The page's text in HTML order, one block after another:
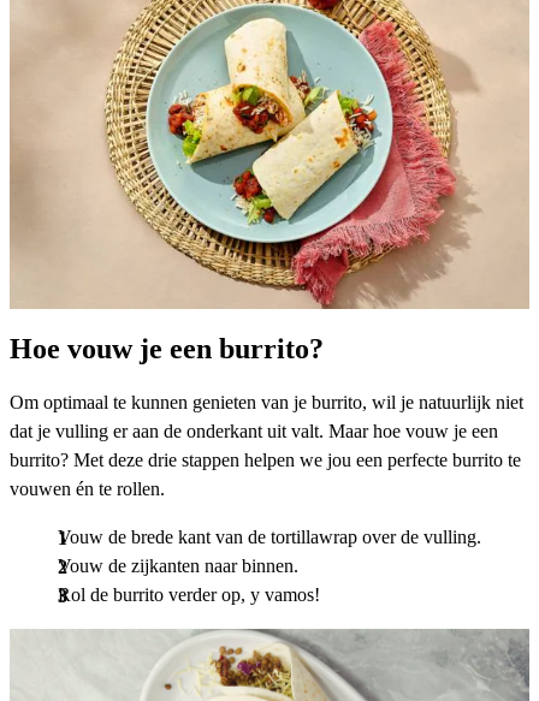
Hoe vouw je een burrito?
Om optimaal te kunnen genieten van je burrito, wil je natuurlijk niet
dat je vulling er aan de onderkant uit valt. Maar hoe vouw je een
burrito? Met deze drie stappen helpen we jou een perfecte burrito te
vouwen én te rollen.
Vouw de brede kant van de tortillawrap over de vulling.
Vouw de zijkanten naar binnen.
Rol de burrito verder op, y vamos!